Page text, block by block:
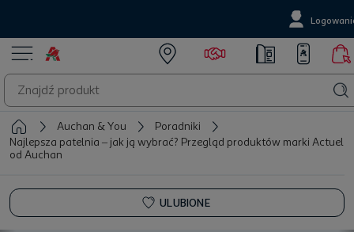
Auchan & You
Poradniki
Najlepsza patelnia – jak ją wybrać? Przegląd produktów marki Actuel
od Auchan
ULUBIONE